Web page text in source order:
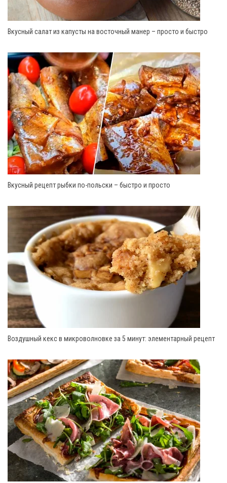
Вкусный салат из капусты на восточный манер – просто и быстро
Вкусный рецепт рыбки по-польски – быстро и просто
Воздушный кекс в микроволновке за 5 минут: элементарный рецепт